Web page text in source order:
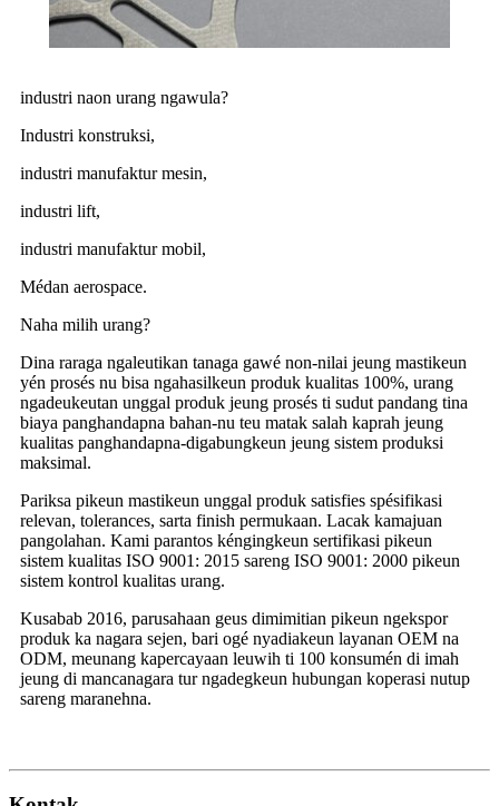
industri naon urang ngawula?
Industri konstruksi,
industri manufaktur mesin,
industri lift,
industri manufaktur mobil,
Médan aerospace.
Naha milih urang?
Dina raraga ngaleutikan tanaga gawé non-nilai jeung mastikeun
yén prosés nu bisa ngahasilkeun produk kualitas 100%, urang
ngadeukeutan unggal produk jeung prosés ti sudut pandang tina
biaya panghandapna bahan-nu teu matak salah kaprah jeung
kualitas panghandapna-digabungkeun jeung sistem produksi
maksimal.
Pariksa pikeun mastikeun unggal produk satisfies spésifikasi
relevan, tolerances, sarta finish permukaan. Lacak kamajuan
pangolahan. Kami parantos kéngingkeun sertifikasi pikeun
sistem kualitas ISO 9001: 2015 sareng ISO 9001: 2000 pikeun
sistem kontrol kualitas urang.
Kusabab 2016, parusahaan geus dimimitian pikeun ngekspor
produk ka nagara sejen, bari ogé nyadiakeun layanan OEM na
ODM, meunang kapercayaan leuwih ti 100 konsumén di imah
jeung di mancanagara tur ngadegkeun hubungan koperasi nutup
sareng maranehna.